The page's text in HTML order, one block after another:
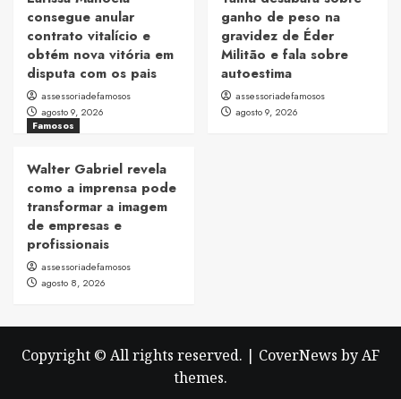
consegue anular
contrato vitalício e
obtém nova vitória em
disputa com os pais
assessoriadefamosos
agosto 9, 2026
ganho de peso na
gravidez de Éder
Militão e fala sobre
autoestima
assessoriadefamosos
agosto 9, 2026
Famosos
Walter Gabriel revela
como a imprensa pode
transformar a imagem
de empresas e
profissionais
assessoriadefamosos
agosto 8, 2026
Copyright © All rights reserved. | CoverNews by AF
themes.